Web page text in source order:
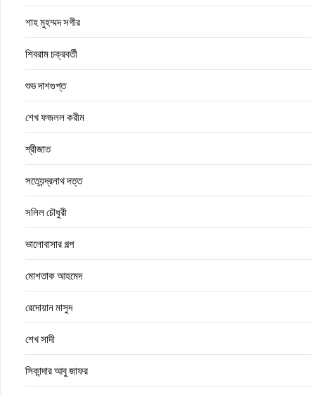
শাহ মুহম্মদ সগীর
শিবরাম চক্রবর্তী
শুভ দাশগুপ্ত
শেখ ফজলল করীম
শ্রীজাত
সত্যেন্দ্রনাথ দত্ত
সলিল চৌধুরী
ভালোবাসার গল্প
মোশতাক আহমেদ
রেদোয়ান মাসুদ
শেখ সাদী
সিকান্দার আবু জাফর